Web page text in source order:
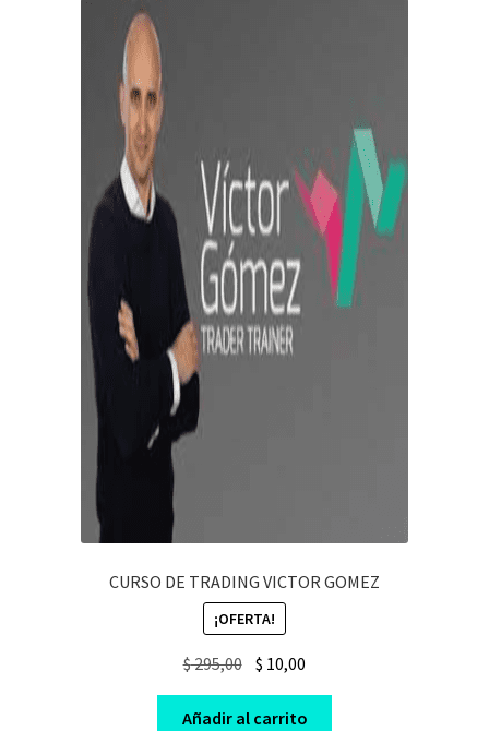
CURSO DE TRADING VICTOR GOMEZ
¡OFERTA!
$295,00 Original
was:
$ 10,00
is:
Añadir al carrito